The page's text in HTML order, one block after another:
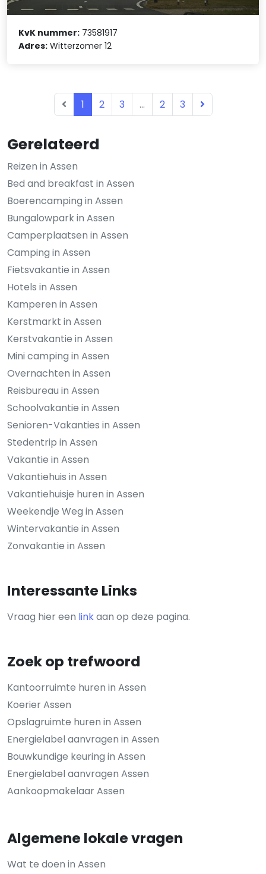
Gerelateerd
Reizen in Assen
Bed and breakfast in Assen
Boerencamping in Assen
Bungalowpark in Assen
Camperplaatsen in Assen
Camping in Assen
Fietsvakantie in Assen
Hotels in Assen
Kamperen in Assen
Kerstmarkt in Assen
Kerstvakantie in Assen
Mini camping in Assen
Overnachten in Assen
Reisbureau in Assen
Schoolvakantie in Assen
Senioren-Vakanties in Assen
Stedentrip in Assen
Vakantie in Assen
Vakantiehuis in Assen
Vakantiehuisje huren in Assen
Weekendje Weg in Assen
Wintervakantie in Assen
Zonvakantie in Assen
Interessante Links
Vraag hier een linkaan op deze pagina.
Zoek op trefwoord
Kantoorruimte huren in Assen
Koerier Assen
Opslagruimte huren in Assen
Energielabel aanvragen in Assen
Bouwkundige keuring in Assen
Energielabel aanvragen Assen
Aankoopmakelaar Assen
Algemene lokale vragen
Wat te doen in Assen
KvK nummer: 73581917
Adres: Witterzomer 12
1 2 3 ... 2 3